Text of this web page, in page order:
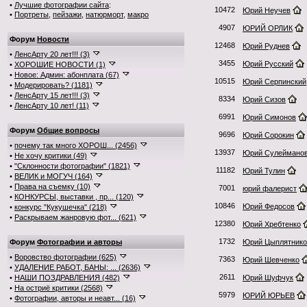
• Лучшие фотографии сайта:
• Портреты пейзажи натюрморт, макро
Форум Новости
• ЛенсАрту 20 лет!!! (3)
• ХОРОШИЕ НОВОСТИ (1)
• Новое: Админ: абонплата (67)
• Модерировать? (1181)
• ЛенсАрту 15 лет!!! (3)
• ЛенсАрту 10 лет! (11)
Форум Общие вопросы
• почему так много ХОРОШ... (2456)
• Не хочу критики (49)
• "Склонности фотографии" (1821)
• ВЕЛИК и МОГУЧ (164)
• Права на съемку (10)
• КОНКУРСЫ, выставки , пр... (120)
• конкурс "Кукушечка" (218)
• Раскрываем жанровую фот... (621)
Форум Фотографии и авторы
• Воровство фотографии (625)
• УДАЛЕНИЕ РАБОТ, БАНЫ: ... (2636)
• НАШИ ПОЗДРАВЛЕНИЯ (482)
• На остриё критики (2568)
• Фотографии, авторы и неавт... (16)
10472 Юрий Неучев
4907 ЮРИЙ ОРЛИК
12468 Юрий Руднев
3455 Юрий Русский
10515 Юрий Серпинский
8334 Юрий Сизов
6991 Юрий Симонов
9696 Юрий Сорокин
13937 Юрий
11182 Юрий Тулин
7001 юрий фалерист
10846 Юрий Федосов
12380 Юрий Хребтенко
1732 Юрий
7363 Юрий Шевченко
2611 Юрий Шуфчук
5979 ЮРИЙ ЮРЬЕВ